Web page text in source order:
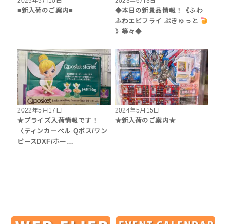
■新入荷のご案内■
◆本日の新景品情報！《ふわ
ふわエビフライ ぷきゅっと
》等々◆
2022年5月17日
★プライズ入荷情報です！
〈ティンカーベル Qポス/ワン
ピースDXF/ホー…
2024年5月15日
★新入荷のご案内★